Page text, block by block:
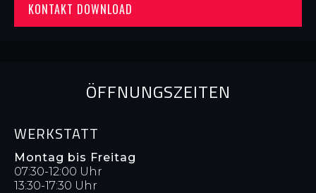
KONTAKT DOWNLOAD
ÖFFNUNGSZEITEN
WERKSTATT
Montag bis Freitag
07:30-12:00 Uhr
13:30-17:30 Uhr